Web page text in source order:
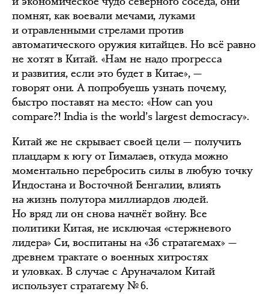
помнят, как воевали мечами, луками
и отравленными стрелами против
автоматического оружия китайцев. Но всё равно
не хотят в Китай. «Нам не надо прогресса
и развития, если это будет в Китае», —
говорят они. А попробуешь узнать почему,
быстро поставят на место: «How can you
compare?! India is the world’s largest democracy».
Китай же не скрывает своей цели — получить
плацдарм к югу от Гималаев, откуда можно
моментально перебросить силы в любую точку
Индостана и Восточной Бенгалии, влиять
на жизнь полутора миллиардов людей.
Но вряд ли он снова начнёт войну. Все
политики Китая, не исключая «стержневого
лидера» Си, воспитаны на «36 стратагемах» —
древнем трактате о военных хитростях
и уловках. В случае с Аруначалом Китай
использует стратагему № 6.